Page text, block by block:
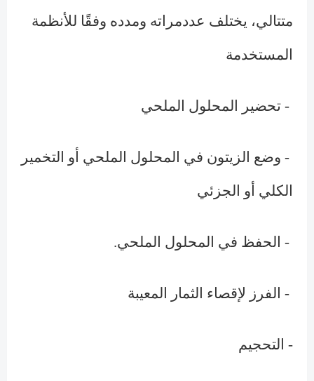
متتالي، يختلف عددمراته ومدده وفقًا للأنظمة
المستخدمة
- تحضير المحلول الملحي
- وضع الزيتون في المحلول الملحي أو التخمير
الكلي أو الجزئي
- الحفظ في المحلول الملحي.
- الفرز لإقصاء الثمار المعيبة
- التحجيم